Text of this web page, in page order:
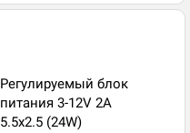
Регулируемый блок
питания 3-12V 2A
5.5x2.5 (24W)